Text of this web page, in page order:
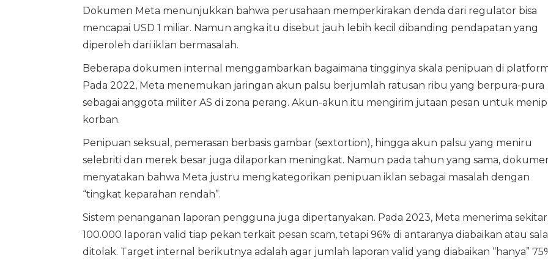
Dokumen Meta menunjukkan bahwa perusahaan memperkirakan denda dari regulator bisa
mencapai USD 1 miliar. Namun angka itu disebut jauh lebih kecil dibanding pendapatan yang
diperoleh dari iklan bermasalah.
Beberapa dokumen internal menggambarkan bagaimana tingginya skala penipuan di
Pada 2022, Meta menemukan jaringan akun palsu berjumlah ratusan ribu yang berpura-pura
sebagai anggota militer AS di zona perang. Akun-akun itu mengirim jutaan pesan untuk
korban.
Penipuan seksual, pemerasan berbasis gambar (sextortion), hingga akun palsu yang meniru
selebriti dan merek besar juga dilaporkan meningkat. Namun pada tahun yang sama,
menyatakan bahwa Meta justru mengkategorikan penipuan iklan sebagai masalah dengan
“tingkat keparahan rendah”.
Sistem penanganan laporan pengguna juga dipertanyakan. Pada 2023, Meta menerima sekitar
100.000 laporan valid tiap pekan terkait pesan scam, tetapi 96% di antaranya diabaikan atau
ditolak. Target internal berikutnya adalah agar jumlah laporan valid yang diabaikan “hanya”